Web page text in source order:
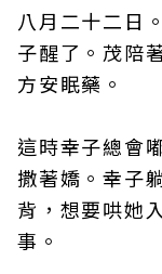
八月二十二日
子醒了。茂陪
方安眠藥。
這時幸子總會
撒著嬌。幸子
背，想要哄她
事。